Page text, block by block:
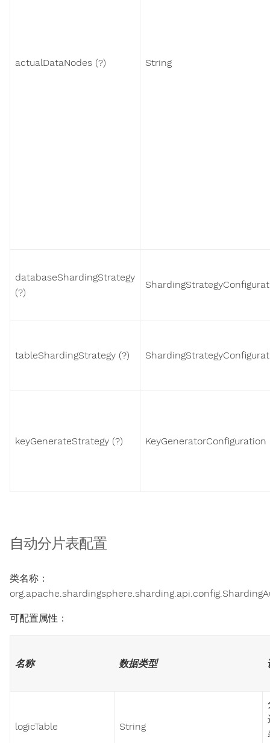
actualDataNodes (?) String
databaseShardingStrategy
(?)
tableShardingStrategy (?)
keyGenerateStrategy (?) KeyGeneratorConfiguration
自动分片表配置
类名称：
可配置属性：
名称 数据类型
logicTable String